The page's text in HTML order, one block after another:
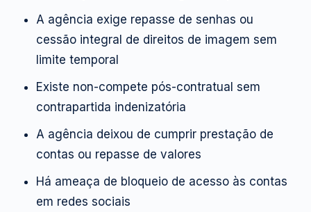
A agência exige repasse de senhas ou
cessão integral de direitos de imagem sem
limite temporal
Existe non-compete pós-contratual sem
contrapartida indenizatória
A agência deixou de cumprir prestação de
contas ou repasse de valores
Há ameaça de bloqueio de acesso às contas
em redes sociais